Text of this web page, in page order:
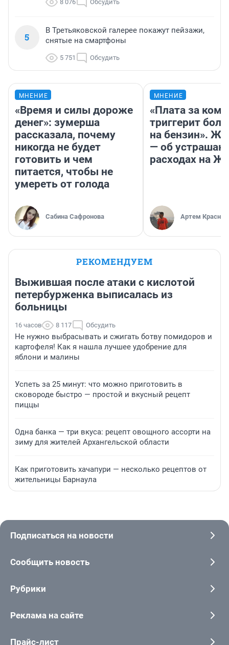
8 076 Обсудить
5
В Третьяковской галерее покажут пейзажи,
снятые на смартфоны
5 751 Обсудить
МНЕНИЕ
«Время и силы дороже
денег»: зумерша
рассказала, почему
никогда не будет
готовить и чем
питается, чтобы не
умереть от голода
Сабина Сафронова
МНЕНИЕ
«Плата за
триггерит
на бензин».
— об
расходах на
Артем Краснов
РЕКОМЕНДУЕМ
Выжившая после атаки с кислотой
петербурженка выписалась из
больницы
16 часов 8 117 Обсудить
Не нужно выбрасывать и сжигать ботву помидоров и
картофеля! Как я нашла лучшее удобрение для
яблони и малины
Успеть за 25 минут: что можно приготовить в
сковороде быстро — простой и вкусный рецепт
пиццы
Одна банка — три вкуса: рецепт овощного ассорти на
зиму для жителей Архангельской области
Как приготовить хачапури — несколько рецептов от
жительницы Барнаула
Подписаться на новости
Сообщить новость
Рубрики
Реклама на сайте
Прайс-лист